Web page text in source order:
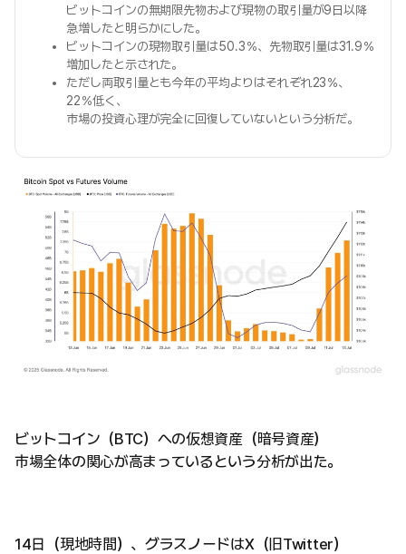
ビットコインの無期限先物および現物の取引量が9日以降
急増したと明らかにした。
ビットコインの現物取引量は50.3％、先物取引量は31.9％
増加したと示された。
ただし両取引量とも今年の平均よりはそれぞれ23％、
22％低く、
市場の投資心理が完全に回復していないという分析だ。
ビットコイン（BTC）への仮想資産（暗号資産）
市場全体の関心が高まっているという分析が出た。
14日（現地時間）、グラスノードはX（旧Twitter）